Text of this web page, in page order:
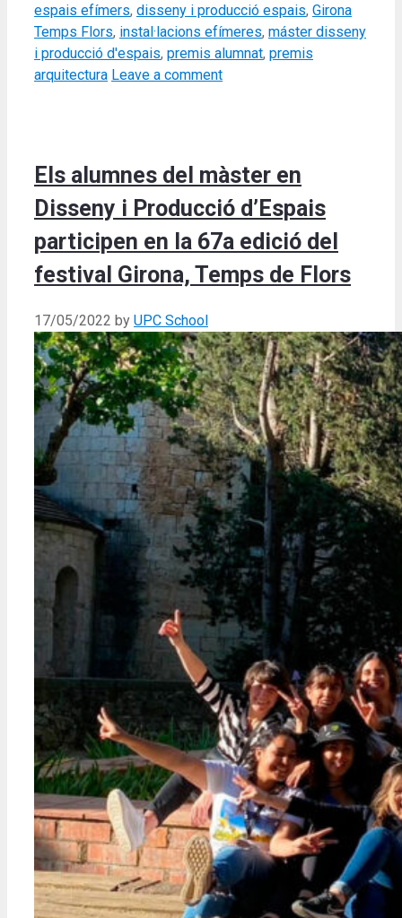
espais efímers, disseny i producció espais, Girona
Temps Flors, instal·lacions efímeres, máster disseny
i producció d'espais, premis alumnat, premis
arquitectura Leave a comment
Els alumnes del màster en
Disseny i Producció d’Espais
participen en la 67a edició del
festival Girona, Temps de Flors
17/05/2022 by UPC School